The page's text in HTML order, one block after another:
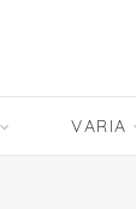
VARIA